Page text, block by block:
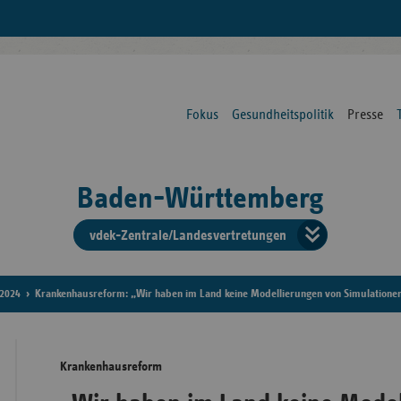
Fokus Gesundheitspolitik Presse
Baden-Württemberg
vdek-Zentrale/Landesvertretungen
der
2024 Krankenhausreform: „Wir haben im Land keine Modellierungen von
Krankenhausreform